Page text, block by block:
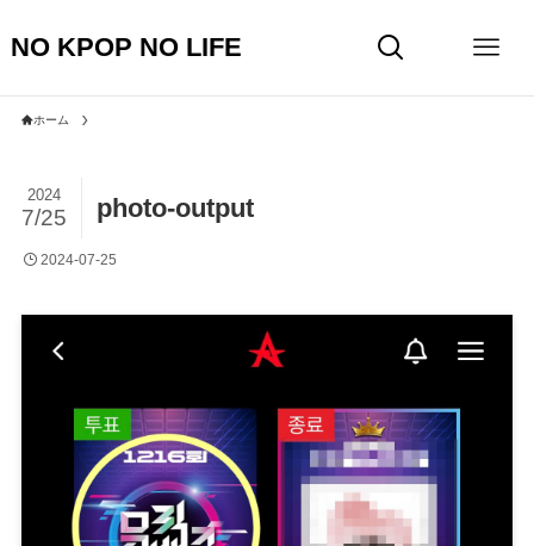
NO KPOP NO LIFE
ホーム
photo-output
2024
7/25
2024-07-25